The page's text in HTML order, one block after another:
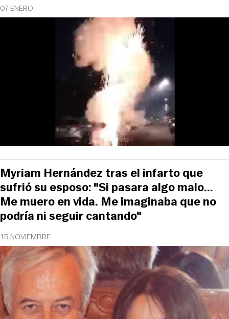
07 ENERO
15 NOVIEMBRE
Myriam Hernández tras el infarto que
sufrió su esposo: "Si pasara algo malo...
Me muero en vida. Me imaginaba que no
podría ni seguir cantando"